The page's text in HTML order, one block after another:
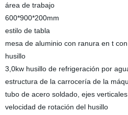
área de trabajo
600*900*200mm
estilo de tabla
mesa de aluminio con ranura en t
husillo
3,0kw husillo de refrigeración por
estructura de la carrocería de la
tubo de acero soldado, ejes
velocidad de rotación del husillo